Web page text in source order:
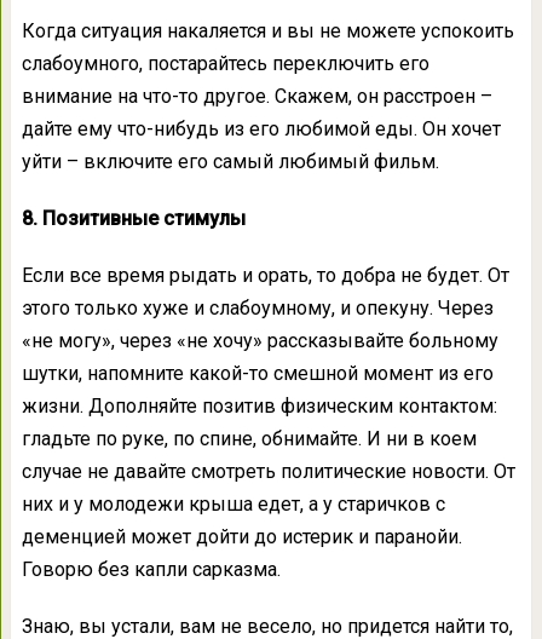
Когда ситуация накаляется и вы не можете успокоить
слабоумного, постарайтесь переключить его
внимание на что-то другое. Скажем, он расстроен –
дайте ему что-нибудь из его любимой еды. Он хочет
уйти – включите его самый любимый фильм.
8. Позитивные стимулы
Если все время рыдать и орать, то добра не будет. От
этого только хуже и слабоумному, и опекуну. Через
«не могу», через «не хочу» рассказывайте больному
шутки, напомните какой-то смешной момент из его
жизни. Дополняйте позитив физическим контактом:
гладьте по руке, по спине, обнимайте. И ни в коем
случае не давайте смотреть политические новости. От
них и у молодежи крыша едет, а у старичков с
деменцией может дойти до истерик и паранойи.
Говорю без капли сарказма.
Знаю, вы устали, вам не весело, но придется найти то,